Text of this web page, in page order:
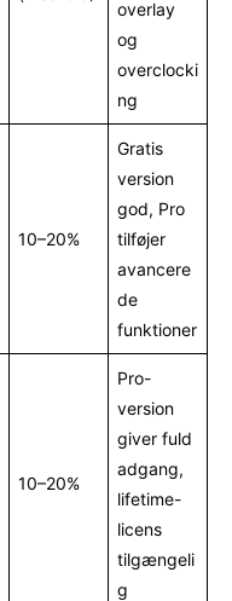
overlay
og
overclocki
ng
10–20%
Gratis
version
god, Pro
tilføjer
avancere
de
funktioner
10–20%
Pro-
version
giver fuld
adgang,
lifetime-
licens
tilgængeli
g